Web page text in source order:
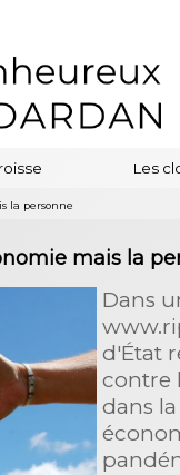
Les
la personne
mais la
Dans
d'État
contre
dans